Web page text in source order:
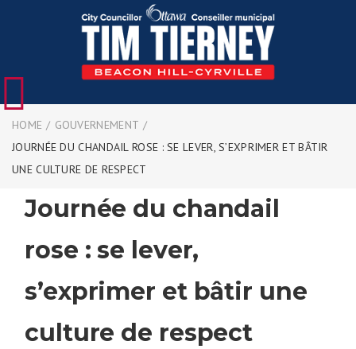
HOME / GOUVERNEMENT /
JOURNÉE DU CHANDAIL ROSE : SE LEVER, S’EXPRIMER ET BÂTIR
UNE CULTURE DE RESPECT
Journée du chandail
rose : se lever,
s’exprimer et bâtir une
culture de respect